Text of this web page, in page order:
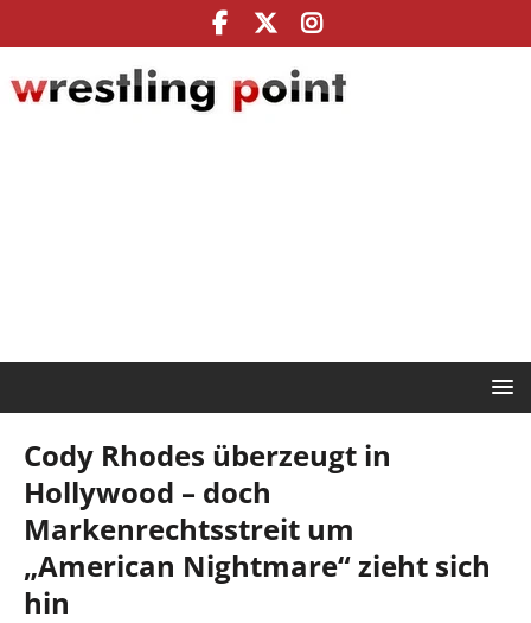
Cody Rhodes überzeugt in
Hollywood – doch
Markenrechtsstreit um
„American Nightmare“ zieht sich
hin